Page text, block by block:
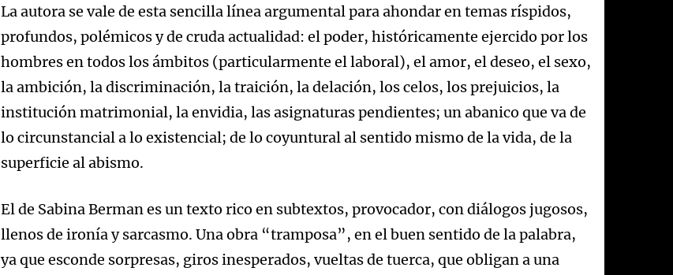
La autora se vale de esta sencilla línea argumental para ahondar en temas ríspidos,
profundos, polémicos y de cruda actualidad: el poder, históricamente ejercido por los
hombres en todos los ámbitos (particularmente el laboral), el amor, el deseo, el sexo,
la ambición, la discriminación, la traición, la delación, los celos, los prejuicios, la
institución matrimonial, la envidia, las asignaturas pendientes; un abanico que va de
lo circunstancial a lo existencial; de lo coyuntural al sentido mismo de la vida, de la
superficie al abismo.
El de Sabina Berman es un texto rico en subtextos, provocador, con diálogos jugosos,
llenos de ironía y sarcasmo. Una obra “tramposa”, en el buen sentido de la palabra,
ya que esconde sorpresas, giros inesperados, vueltas de tuerca, que obligan a una